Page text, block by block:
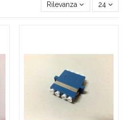
Rilevanza 24